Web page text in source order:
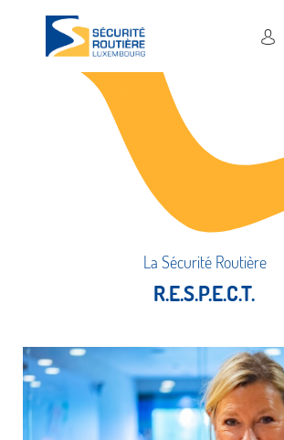
La Sécurité Routière
R.E.S.P.E.C.T.